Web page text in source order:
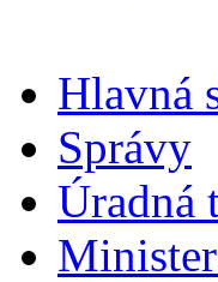
Hlavná
Správy
Úradná